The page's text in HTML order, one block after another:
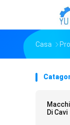
Casa
Di Cavi